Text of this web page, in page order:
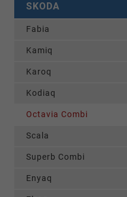
SKODA
Fabia
Kamiq
Karoq
Kodiaq
Octavia Combi
Scala
Superb Combi
Enyaq